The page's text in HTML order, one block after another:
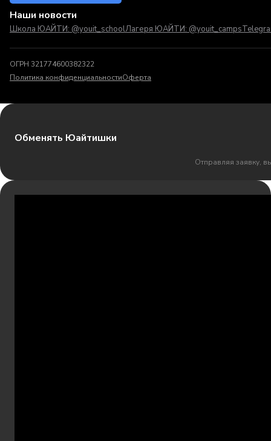
Наши новости
Школа ЮАЙТИ: @youit_schoolЛагеря ЮАЙТИ: @youit_camps
ОГРН 321774600382322
Политика конфиденциальностиОферта
Обменять Юайтишки
Отправляя заявку,